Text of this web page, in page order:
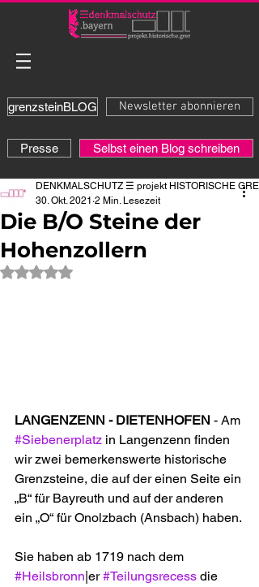
grenzsteinBLOG
Presse
Newsletter abonnieren
Selbst einen Blog schreiben
Die B/O Steine der
Hohenzollern
DENKMALSCHUTZ ☰ projekt HISTORISCHE
30. Okt. 2021 2 Min. Lesezeit
Mit NaN von 5 Sternen bewertet.
LANGENZENN - DIETENHOFEN - Am
#Siebenerplatz in Langenzenn finden
wir zwei bemerkenswerte historische
Grenzsteine, die auf der einen Seite ein
„B“ für Bayreuth und auf der anderen
ein „O“ für Onolzbach (Ansbach) haben.
Sie haben ab 1719 nach dem
#Heilsbronn|er #Teilungsrecess die